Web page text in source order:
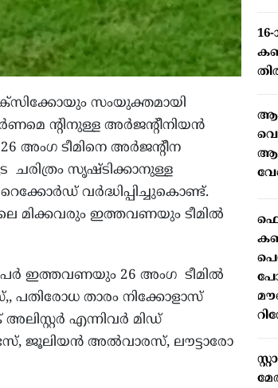
സംയുക്തമായി
ന്റിനുള്ള അര്‍ജന്റീനിയന്‍
അംഗ ടീമിനെ അര്‍ജന്റീന
ചരിത്രം സൃഷ്ടിക്കാനുള്ള
വര്‍ദ്ധിപ്പിച്ചുകൊണ്ട്.
മിക്കവരും ഇത്തവണയും ടീമില്‍
പേര്‍ ഇത്തവണയും 26 അംഗ ടീമില്‍
പതിരോധ താരം നിക്കോളാസ്
എന്നിവര്‍ മിഡ്
ജൂലിയന്‍ അല്‍വാരസ്, ലൗട്ടാരോ